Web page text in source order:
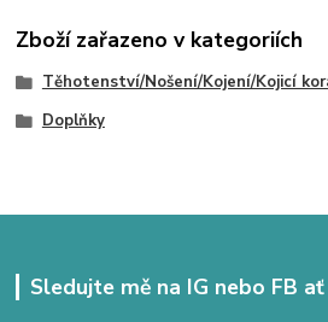
Zboží zařazeno v kategoriích
Těhotenství/Nošení/Kojení/Kojicí
Doplňky
Sledujte mě na IG nebo FB